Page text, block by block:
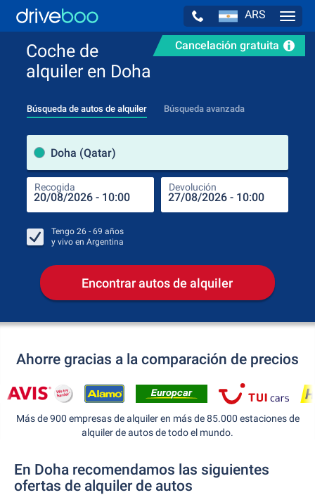
ARS
Cancelación gratuita
Coche de
alquiler en Doha
Búsqueda de autos de alquiler Búsqueda avanzada
Doha (Qatar)
Recogida Devolución
Tengo 26 - 69 años
y vivo en Argentina
Encontrar autos de alquiler
Ahorre gracias a la comparación de precios
Más de 900 empresas de alquiler en más de 85.000 estaciones de
alquiler de autos de todo el mundo.
En Doha recomendamos las siguientes
ofertas de alquiler de autos